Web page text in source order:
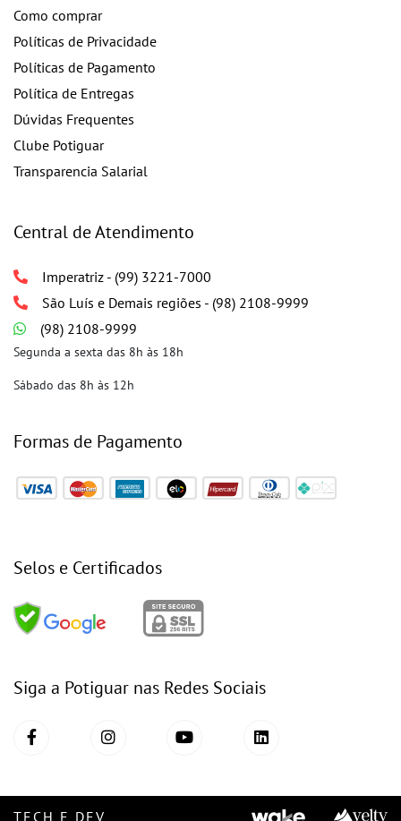
Como comprar
Políticas de Privacidade
Políticas de Pagamento
Política de Entregas
Dúvidas Frequentes
Clube Potiguar
Transparencia Salarial
Central de Atendimento
Imperatriz - (99) 3221-7000
São Luís e Demais regiões - (98) 2108-9999
(98) 2108-9999
Segunda a sexta das 8h às 18h
Sábado das 8h às 12h
Formas de Pagamento
Selos e Certificados
Siga a Potiguar nas Redes Sociais
TECH E DEV